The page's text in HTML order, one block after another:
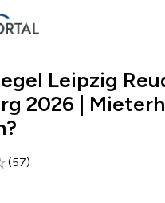
Leipzig
2026 |
(57)